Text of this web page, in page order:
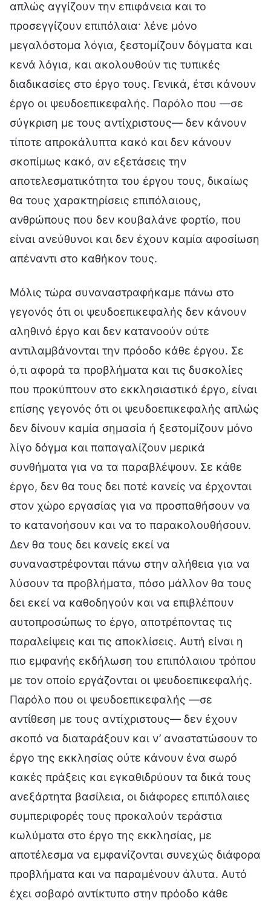
απλώς αγγίζουν την επιφάνεια και το
προσεγγίζουν επιπόλαια· λένε μόνο
μεγαλόστομα λόγια, ξεστομίζουν δόγματα και
κενά λόγια, και ακολουθούν τις τυπικές
διαδικασίες στο έργο τους. Γενικά, έτσι κάνουν
έργο οι ψευδοεπικεφαλής. Παρόλο που —σε
σύγκριση με τους αντίχριστους— δεν κάνουν
τίποτε απροκάλυπτα κακό και δεν κάνουν
σκοπίμως κακό, αν εξετάσεις την
αποτελεσματικότητα του έργου τους, δικαίως
θα τους χαρακτηρίσεις επιπόλαιους,
ανθρώπους που δεν κουβαλάνε φορτίο, που
είναι ανεύθυνοι και δεν έχουν καμία αφοσίωση
απέναντι στο καθήκον τους.
Μόλις τώρα συναναστραφήκαμε πάνω στο
γεγονός ότι οι ψευδοεπικεφαλής δεν κάνουν
αληθινό έργο και δεν κατανοούν ούτε
αντιλαμβάνονται την πρόοδο κάθε έργου. Σε
ό,τι αφορά τα προβλήματα και τις δυσκολίες
που προκύπτουν στο εκκλησιαστικό έργο, είναι
επίσης γεγονός ότι οι ψευδοεπικεφαλής απλώς
δεν δίνουν καμία σημασία ή ξεστομίζουν μόνο
λίγο δόγμα και παπαγαλίζουν μερικά
συνθήματα για να τα παραβλέψουν. Σε κάθε
έργο, δεν θα τους δει ποτέ κανείς να έρχονται
στον χώρο εργασίας για να προσπαθήσουν να
το κατανοήσουν και να το παρακολουθήσουν.
Δεν θα τους δει κανείς εκεί να
συναναστρέφονται πάνω στην αλήθεια για να
λύσουν τα προβλήματα, πόσο μάλλον θα τους
δει εκεί να καθοδηγούν και να επιβλέπουν
αυτοπροσώπως το έργο, αποτρέποντας τις
παραλείψεις και τις αποκλίσεις. Αυτή είναι η
πιο εμφανής εκδήλωση του επιπόλαιου τρόπου
με τον οποίο εργάζονται οι ψευδοεπικεφαλής.
Παρόλο που οι ψευδοεπικεφαλής —σε
αντίθεση με τους αντίχριστους— δεν έχουν
σκοπό να διαταράξουν και ν’ αναστατώσουν το
έργο της εκκλησίας ούτε κάνουν ένα σωρό
κακές πράξεις και εγκαθιδρύουν τα δικά τους
ανεξάρτητα βασίλεια, οι διάφορες επιπόλαιες
συμπεριφορές τους προκαλούν τεράστια
κωλύματα στο έργο της εκκλησίας, με
αποτέλεσμα να εμφανίζονται συνεχώς διάφορα
προβλήματα και να παραμένουν άλυτα. Αυτό
έχει σοβαρό αντίκτυπο στην πρόοδο κάθε